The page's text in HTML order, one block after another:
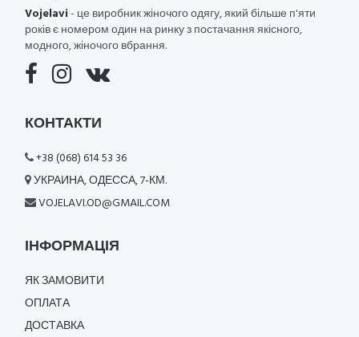
Vojelavi- це виробник жіночого одягу, який більше п'яти
років є номером один на ринку з постачання якісного,
модного, жіночого вбрання.
КОНТАКТИ
+38 (068) 614 53 36
УКРАИНА, ОДЕССА, 7-КМ.
VOJELAVI.OD@GMAIL.COM
ІНФОРМАЦІЯ
ЯК ЗАМОВИТИ
ОПЛАТА
ДОСТАВКА